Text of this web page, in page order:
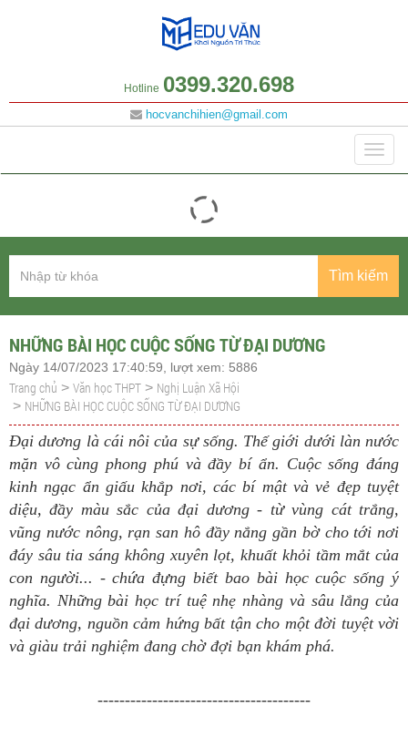
Hotline 0399.320.698
hocvanchihien@gmail.com
Tìm kiếm
NHỮNG BÀI HỌC CUỘC SỐNG TỪ ĐẠI DƯƠNG
Ngày 14/07/2023 17:40:59, lượt xem: 5886
Trang chủ > Văn học THPT > Nghị Luận Xã Hội
> NHỮNG BÀI HỌC CUỘC SỐNG TỪ ĐẠI DƯƠNG
Đại dương là cái nôi của sự sống. Thế giới dưới làn nước
mặn vô cùng phong phú và đầy bí ẩn. Cuộc sống đáng
kinh ngạc ẩn giấu khắp nơi, các bí mật và vẻ đẹp tuyệt
diệu, đầy màu sắc của đại dương - từ vùng cát trắng,
vũng nước nông, rạn san hô đầy nắng gần bờ cho tới nơi
đáy sâu tia sáng không xuyên lọt, khuất khỏi tầm mắt của
con người... - chứa đựng biết bao bài học cuộc sống ý
nghĩa. Những bài học trí tuệ nhẹ nhàng và sâu lắng của
đại dương, nguồn cảm hứng bất tận cho một đời tuyệt vời
và giàu trải nghiệm đang chờ đợi bạn khám phá.
---------------------------------------